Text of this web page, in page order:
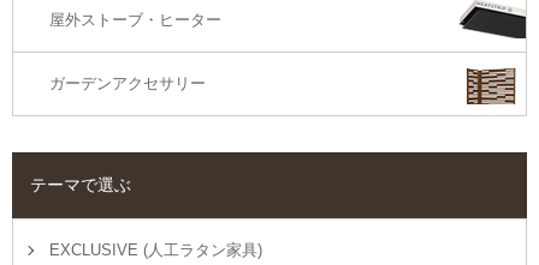
屋外ストーブ・ヒーター
ガーデンアクセサリー
テーマで選ぶ
EXCLUSIVE (人工ラタン家具)